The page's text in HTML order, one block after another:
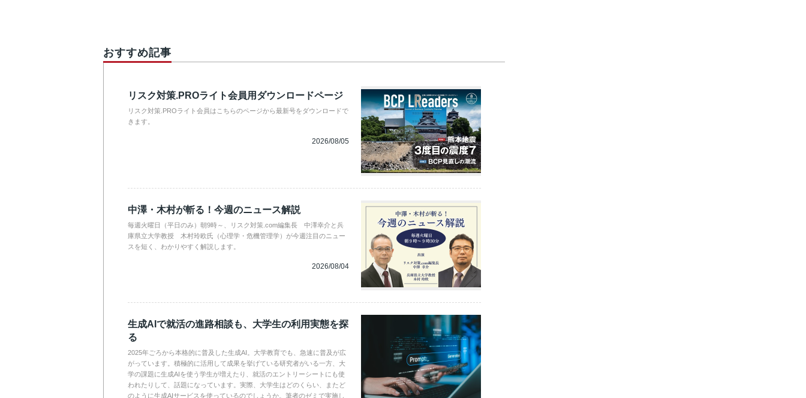
おすすめ記事
リスク対策.PROライト会員用ダウンロードページ
リスク対策.PROライト会員はこちらのページから最新号をダウンロードで
きます。
2026/08/05
中澤・木村が斬る！今週のニュース解説
毎週火曜日（平日のみ）朝9時～、リスク対策.com編集長 中澤幸介と兵
庫県立大学教授 木村玲欧氏（心理学・危機管理学）が今週注目のニュー
スを短く、わかりやすく解説します。
2026/08/04
生成AIで就活の進路相談も、大学生の利用実態を探
る
2025年ごろから本格的に普及した生成AI。大学教育でも、急速に普及が広
がっています。積極的に活用して成果を挙げている研究者がいる一方、大
学の課題に生成AIを使う学生が増えたり、就活のエントリーシートにも使
われたりして、話題になっています。実際、大学生はどのくらい、またど
のように生成AIサービスを使っているのでしょうか。筆者のゼミで実施し